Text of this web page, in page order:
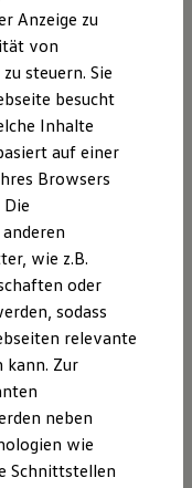
Anzeige zu
von
steuern. Sie
besucht
Inhalte
auf einer
Browsers
wie z.B.
oder
sodass
relevante
kann. Zur
neben
wie
Schnittstellen